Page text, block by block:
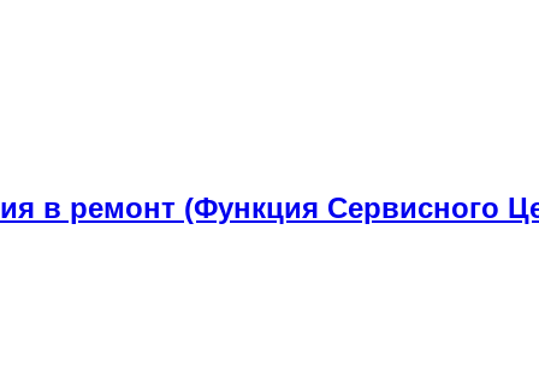
в ремонт (Функция Сервисного